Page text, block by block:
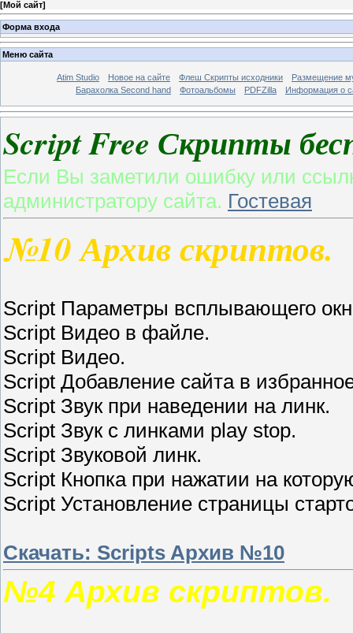
[Мой сайт]
Форма входа
Меню сайта
Atim Studio Новое на сайте Флеш Скрипты исходники
Размещение
Барахолка Second hand
Фотоальбомы PDFZilla Информация о
Script Free Скрипты
Если Вы заметили ошибку или
администратору сайта. Гостевая
№10 Архив скриптов.
Script Параметры всплывающего
Script Видео в файле.
Script Видео.
Script Добавление сайта в
Script Звук при наведении на линк.
Script Звук с линками play stop.
Script Звуковой линк.
Script Кнопка при нажатии на
Script Установление страницы
Скачать: Scripts Aрхив №10
№4 Архив скриптов.